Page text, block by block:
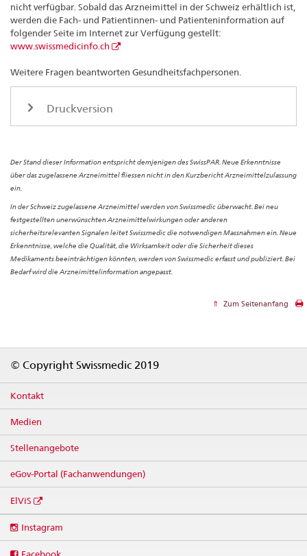
nicht verfügbar. Sobald das Arzneimittel in der Schweiz erhältlich ist,
werden die Fach- und Patientinnen- und Patienteninformation auf
folgender Seite im Internet zur Verfügung gestellt:
www.swissmedicinfo.ch
Weitere Fragen beantworten Gesundheitsfachpersonen.
Druckversion
Der Stand dieser Information entspricht demjenigen des SwissPAR. Neue Erkenntnisse
über das zugelassene Arzneimittel fliessen nicht in den Kurzbericht Arzneimittelzulassung
ein.
In der Schweiz zugelassene Arzneimittel werden von Swissmedic überwacht. Bei neu
festgestellten unerwünschten Arzneimittelwirkungen oder anderen
sicherheitsrelevanten Signalen leitet Swissmedic die notwendigen Massnahmen ein. Neue
Erkenntnisse, welche die Qualität, die Wirksamkeit oder die Sicherheit dieses
Medikaments beeinträchtigen könnten, werden von Swissmedic erfasst und publiziert. Bei
Bedarf wird die Arzneimittelinformation angepasst.
Zum Seitenanfang
© Copyright Swissmedic 2019
Kontakt
Medien
Stellenangebote
eGov-Portal (Fachanwendungen)
ElViS
media
Instagram
Facebook